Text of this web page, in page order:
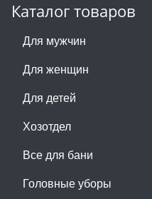
Каталог товаров
Для мужчин
Для женщин
Для детей
Хозотдел
Все для бани
Головные уборы